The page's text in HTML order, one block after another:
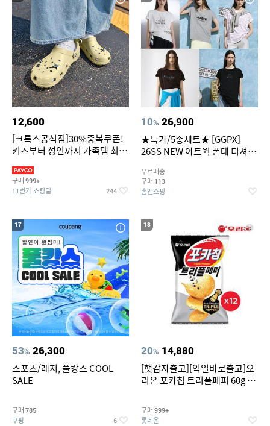
12,600
[크록스공식점]30%중복쿠폰!
키즈부터 성인까지 가족템 최대
구매 999+
11번가 쇼킹딜 244
10% 26,900
★특가/5종세트★ [GGPX]
26SS NEW 아트웍 폰테 티셔츠
무료배송
구매 113
홈앤쇼핑
17
53% 26,300
스포츠/레저, 풀캉스 COOL
SALE
구매 785
쿠팡 6
18
20% 14,880
[햇감자출고][익일바로출고]오
리온 포카칩 트리플페퍼 60g 12
구매 999+
롯데온